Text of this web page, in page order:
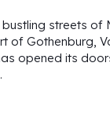
bustling streets of
of Gothenburg,
opened its